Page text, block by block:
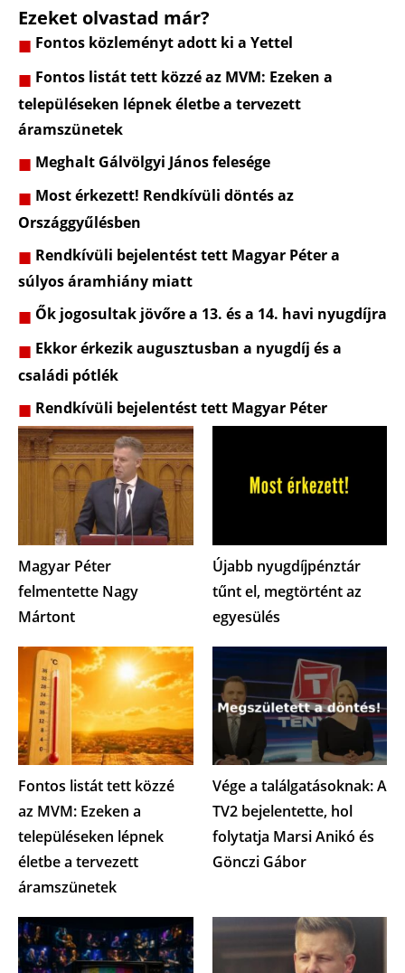
Ezeket olvastad már?
Fontos közleményt adott ki a Yettel
Fontos listát tett közzé az MVM: Ezeken a
településeken lépnek életbe a tervezett
áramszünetek
Meghalt Gálvölgyi János felesége
Most érkezett! Rendkívüli döntés az
Országgyűlésben
Rendkívüli bejelentést tett Magyar Péter a
súlyos áramhiány miatt
Ők jogosultak jövőre a 13. és a 14. havi nyugdíjra
Ekkor érkezik augusztusban a nyugdíj és a
családi pótlék
Rendkívüli bejelentést tett Magyar Péter
Magyar Péter
felmentette Nagy
Mártont
Újabb nyugdíjpénztár
tűnt el, megtörtént az
egyesülés
Fontos listát tett közzé
az MVM: Ezeken a
településeken lépnek
életbe a tervezett
áramszünetek
Vége a találgatásoknak: A
TV2 bejelentette, hol
folytatja Marsi Anikó és
Gönczi Gábor